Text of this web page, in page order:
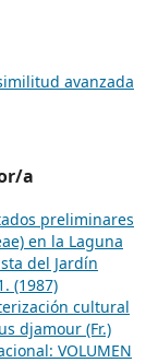
avanzada
a
preliminares
en la Laguna
del Jardín
(1987)
cultural
djamour (Fr.)
VOLUMEN